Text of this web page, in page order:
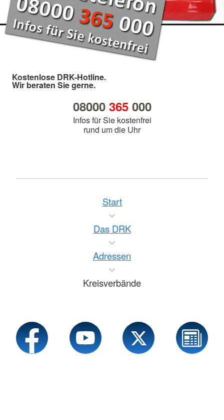
Kostenlose DRK-Hotline.
Wir beraten Sie gerne.
08000 365000
Infos für Sie kostenfrei
rund um die Uhr
Start
Das DRK
Adressen
Kreisverbände